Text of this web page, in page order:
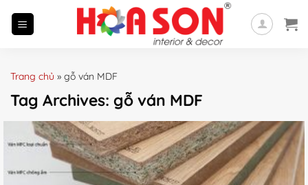
Trang chủ » gỗ ván MDF
Tag Archives: gỗ ván MDF